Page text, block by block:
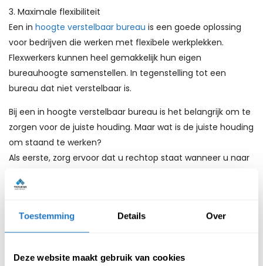
Toestemming Details Over
Deze website maakt gebruik van cookies
3. Maximale flexibiliteit
Een in hoogte verstelbaar bureau is een goede oplossing
voor bedrijven die werken met flexibele werkplekken.
Flexwerkers kunnen heel gemakkelijk hun eigen
bureauhoogte samenstellen. In tegenstelling tot een
bureau dat niet verstelbaar is.
Bij een in hoogte verstelbaar bureau is het belangrijk om te
zorgen voor de juiste houding. Maar wat is de juiste houding
om staand te werken?
Als eerste, zorg ervoor dat u rechtop staat wanneer u naar
ooghoogte bevindt. Deze positie moet ook worden
het zeer belangrijk dat de armen op het bureau liggen met
een ellebooghoek van 90 graden tevens moet het bureau